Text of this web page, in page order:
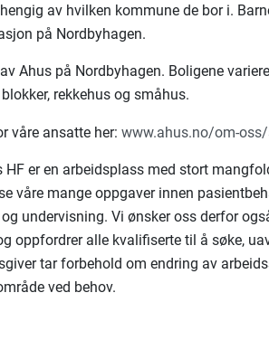
av hvilken kommune de bor i.
på Nordbyhagen.
Ahus på Nordbyhagen. Boligene
rekkehus og småhus.
våre ansatte her:www.ahus.no/om-
er en arbeidsplass med stort
våre mange oppgaver innen
undervisning. Vi ønsker oss derfor
oppfordrer alle kvalifiserte til å søke,
tar forbehold om endring av
ved behov.